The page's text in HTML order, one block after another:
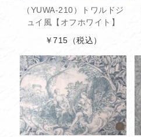
（YUWA-210）トワルドジ
ュイ風【オフホワイト】
￥715 （税込）